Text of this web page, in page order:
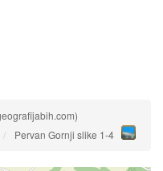
Pervan Gornji slike 1-4